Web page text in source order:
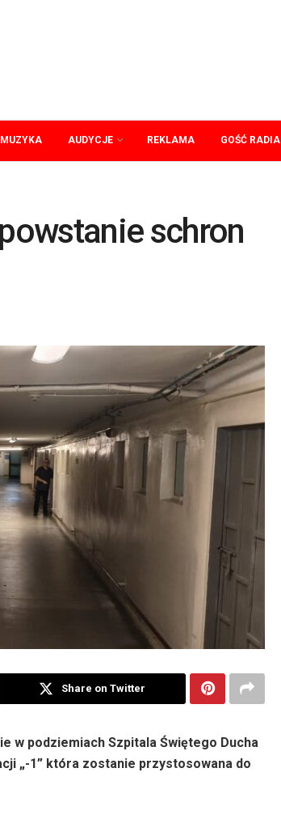
MUZYKA AUDYCJE REKLAMA GOŚĆ RADIA
schron
Share on Twitter
w podziemiach Szpitala Świętego Ducha
„-1” która zostanie przystosowana do